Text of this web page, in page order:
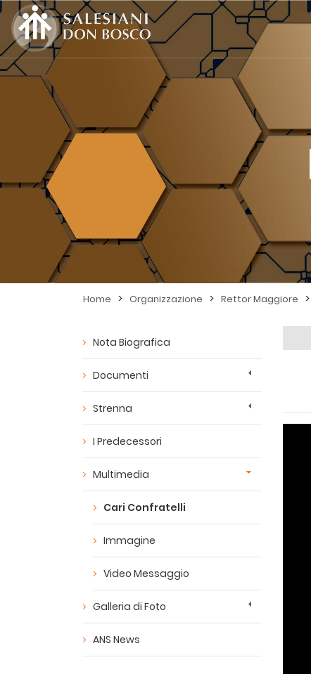
Home > Organizzazione > Rettor Maggiore >
Nota Biografica
Documenti
Strenna
I Predecessori
Multimedia
Cari Confratelli
Immagine
Video Messaggio
Galleria di Foto
ANS News